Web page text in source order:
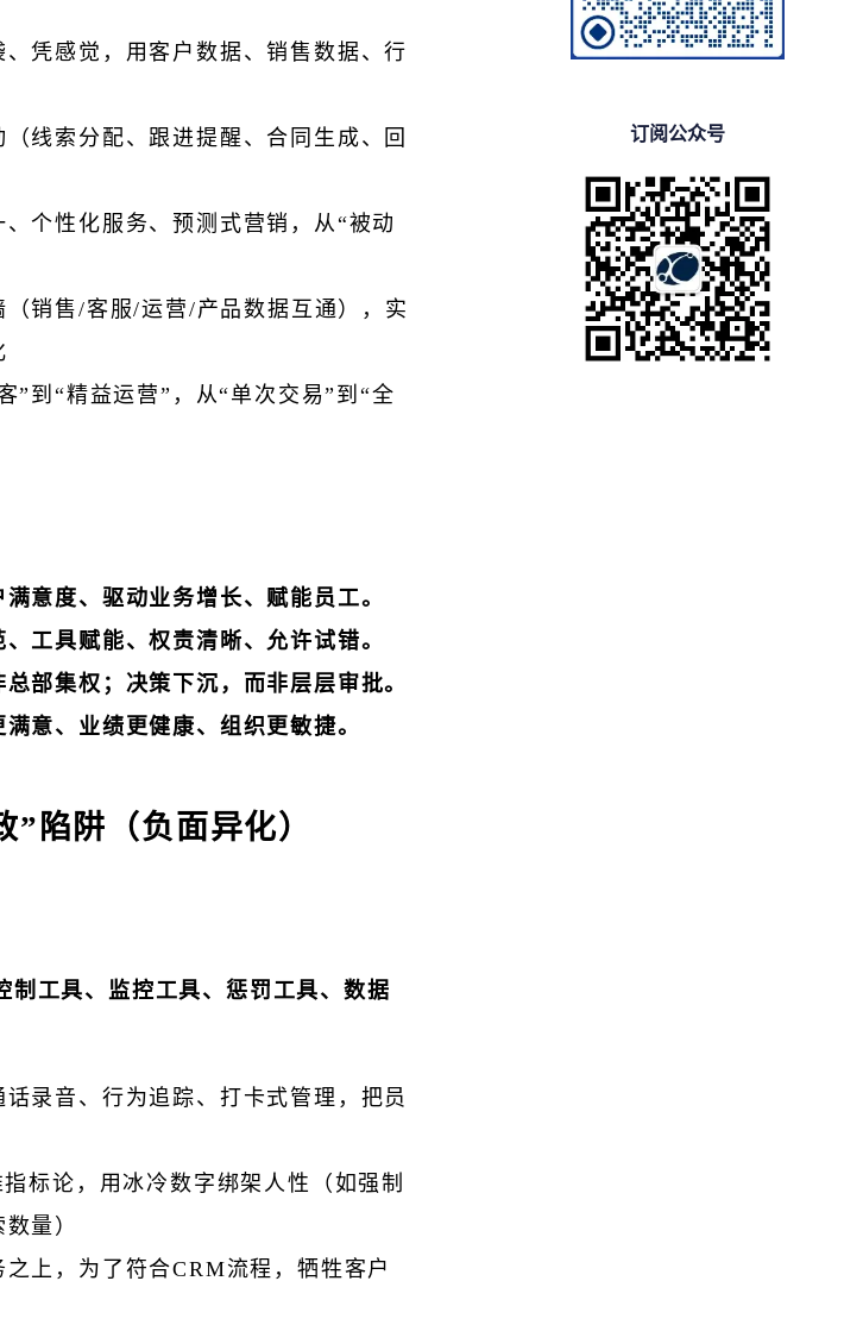
、凭感觉，用客户数据、销售数据、行
（线索分配、跟进提醒、合同生成、回
、个性化服务、预测式营销，从“被动
（销售/客服/运营/产品数据互通），实
”到“精益运营”，从“单次交易”到“全
意度、驱动业务增长、赋能员工。
工具赋能、权责清晰、允许试错。
部集权；决策下沉，而非层层审批。
意、业绩更健康、组织更敏捷。
陷阱（负面异化）
制工具、监控工具、惩罚工具、数据
话录音、行为追踪、打卡式管理，把员
标论，用冰冷数字绑架人性（如强制
量）
之上，为了符合CRM流程，牺牲客户
订阅公众号